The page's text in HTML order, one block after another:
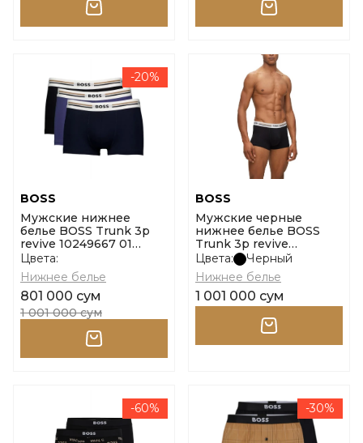
-20%
BOSS
Мужские нижнее
белье BOSS Trunk 3p
revive 10249667 01
размер l
Цвета:
Нижнее белье
801 000 сум
1 001 000 сум
BOSS
Мужские черные
нижнее белье BOSS
Trunk 3p revive
10249667 01 размер xxl
Цвета:
Черный
Нижнее белье
1 001 000 сум
-60% -30%